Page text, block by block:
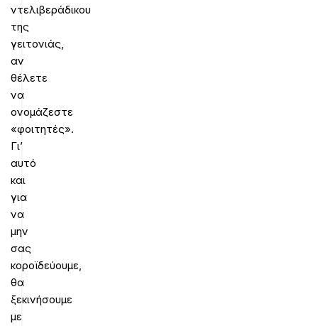
ντελιβεράδικου
της
γειτονιάς,
αν
θέλετε
να
ονομάζεστε
«φοιτητές».
Γι’
αυτό
και
για
να
μην
σας
κοροϊδεύουμε,
θα
ξεκινήσουμε
με